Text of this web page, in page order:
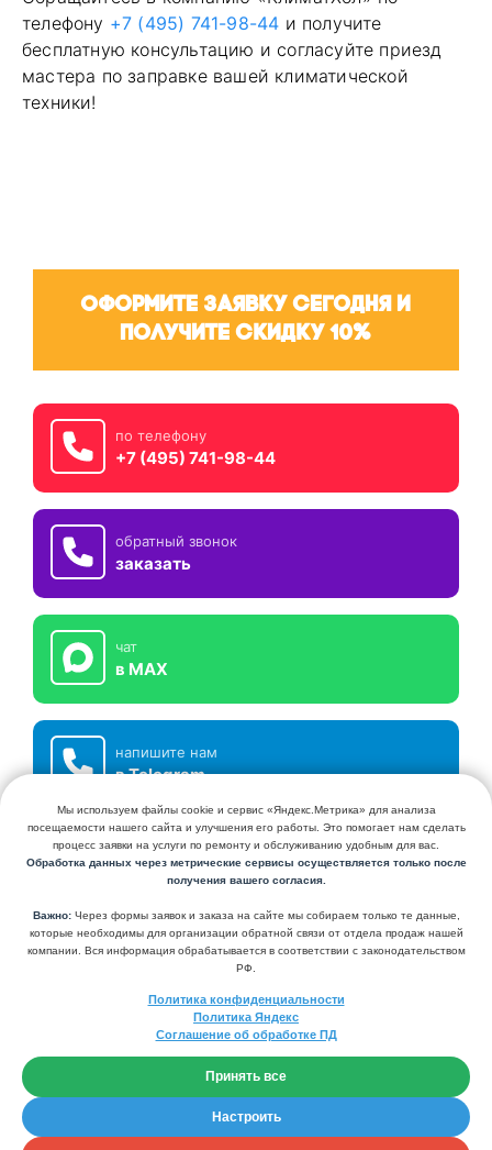
телефону +7 (495) 741-98-44 и получите
бесплатную консультацию и согласуйте приезд
мастера по заправке вашей климатической
техники!
Оформите заявку сегодня и
получите скидку 10%
по телефону
+7 (495) 741-98-44
обратный звонок
заказать
чат
в MAX
напишите нам
в Telegram
СЕРВИСНЫЙ ЦЕНТР КЛИМАТХОЛ
УСТАНОВКА И ОБСЛУЖИВАНИЕ КОНДИЦИОНЕРОВ И СИСТЕМ
+7 (495) 741-98-44
+7 (926) 845-62-44
KLIMATHOL@YANDEX.RU